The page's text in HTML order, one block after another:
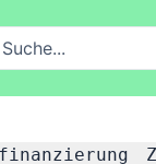
auf FMH.de